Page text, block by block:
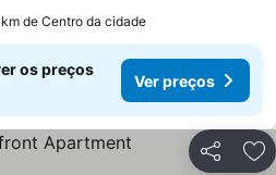
de Centro da cidade
os preços
Ver preços
Partilhar